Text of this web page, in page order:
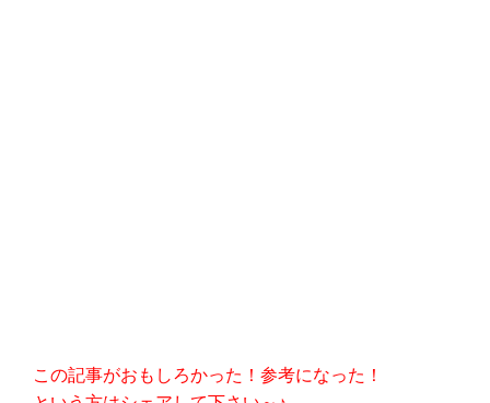
この記事がおもしろかった！参考になった！